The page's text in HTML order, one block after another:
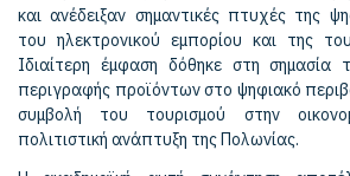
και ανέδειξαν σημαντικές πτυχές της
του ηλεκτρονικού εμπορίου και της
Ιδιαίτερη έμφαση δόθηκε στη σημασία
περιγραφής προϊόντων στο ψηφιακό
συμβολή του τουρισμού στην
πολιτιστική ανάπτυξη της Πολωνίας.